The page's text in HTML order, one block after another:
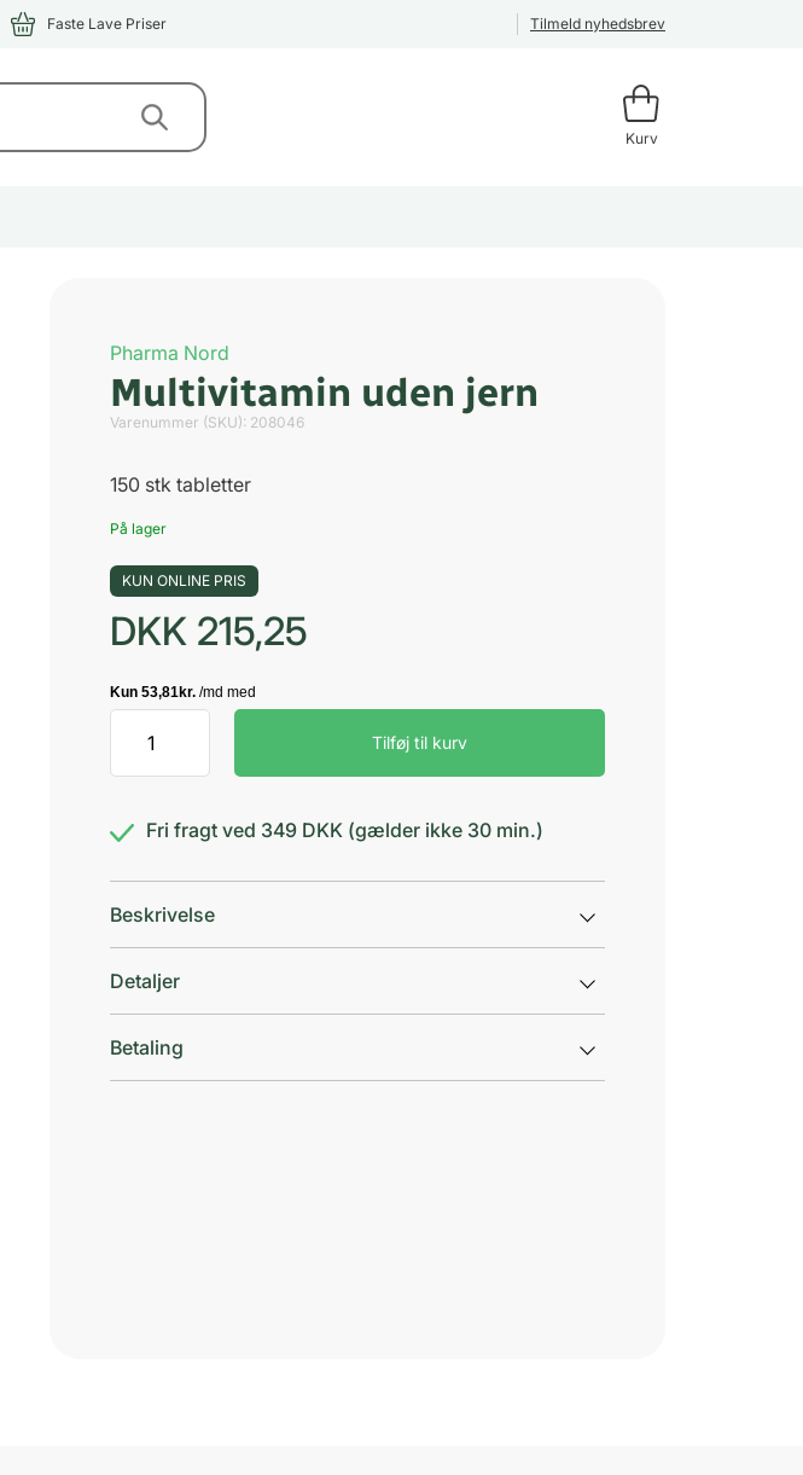
Faste Lave Priser Tilmeld nyhedsbrev
Kurv
Pharma Nord
Multivitamin uden jern
Varenummer (SKU): 208046
150 stk tabletter
På lager
KUN ONLINE PRIS
DKK 215,25
uden
jern
Tilføj til kurv
Fri fragt ved 349 DKK (gælder ikke 30 min.)
Beskrivelse
Detaljer
Betaling